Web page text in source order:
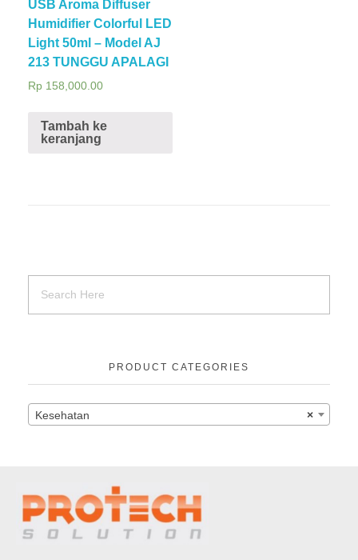
USB Aroma Diffuser
Humidifier Colorful LED
Light 50ml – Model AJ
213 TUNGGU APALAGI
Rp 158,000.00
Tambah ke
keranjang
PRODUCT CATEGORIES
×
Kesehatan